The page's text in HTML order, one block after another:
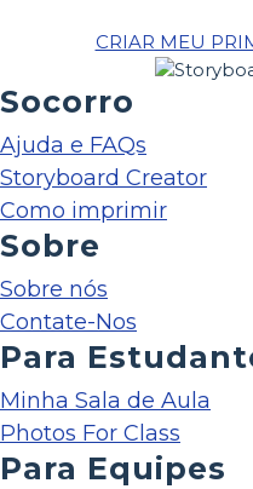
CRIAR MEU
Socorro
Ajuda e FAQs
Storyboard Creator
Como imprimir
Sobre
Sobre nós
Contate-Nos
Para
Minha Sala de Aula
Photos For Class
Para Equipes